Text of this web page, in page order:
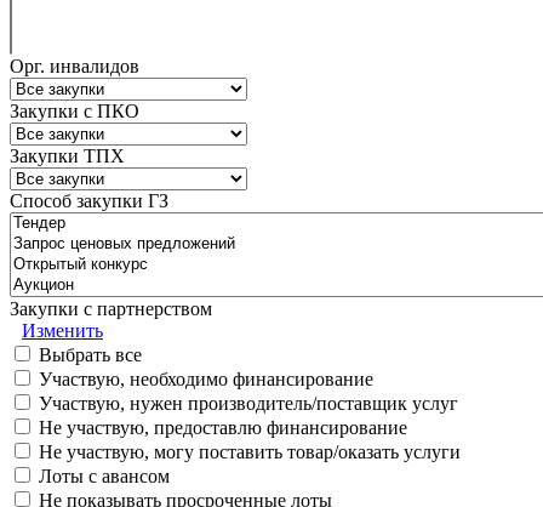
Орг. инвалидов
Закупки с ПКО
Закупки ТПХ
Способ закупки ГЗ
Закупки с партнерством
Изменить
Выбрать все
Участвую, необходимо финансирование
Участвую, нужен производитель/поставщик услуг
Не участвую, предоставлю финансирование
Не участвую, могу поставить товар/оказать услуги
Лоты с авансом
Не показывать просроченные лоты